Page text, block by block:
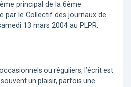
principal de la 6ème
par le Collectif des journaux de
13 mars 2004 au PLPR.
ou réguliers, l’écrit est
un plaisir, parfois une